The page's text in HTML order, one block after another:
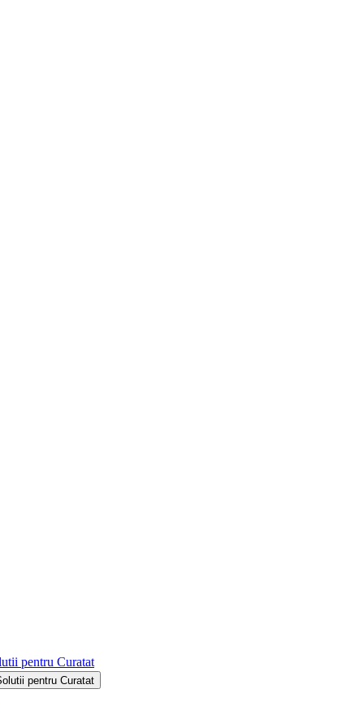
pentru Curatat
pentru Curatat